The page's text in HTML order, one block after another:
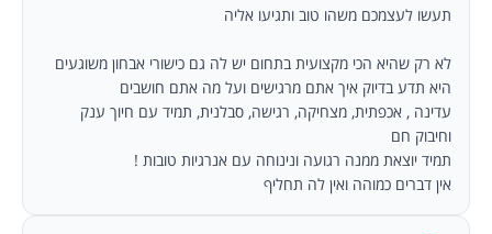
תעשו לעצמכם משהו טוב ותגיעו אליה
לא רק שהיא הכי מקצועית בתחום יש לה גם כישורי אבחון משוגעים
היא תדע בדיוק איך אתם מרגישים ועל מה אתם חושבים
עדינה , אכפתית, מצחיקה, רגישה, סבלנית, תמיד עם חיוך ענק
וחיבוק חם
תמיד יוצאת ממנה רגועה ונינוחה עם אנרגיות טובות !
אין דברים כמוהה ואין לה תחליף